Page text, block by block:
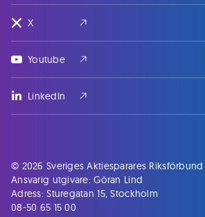
X
Youtube
LinkedIn
© 2026 Sveriges Aktiesparares Riksförbund
Ansvarig utgivare: Göran Lind
Adress: Sturegatan 15, Stockholm
08-50 65 15 00